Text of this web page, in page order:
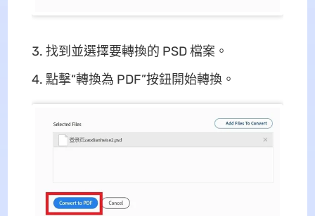
找到並選擇要轉換的 PSD 檔案。
點擊“轉換為 PDF”按鈕開始轉換。